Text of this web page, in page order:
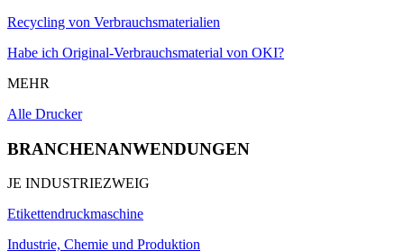
Recycling von Verbrauchsmaterialien
Habe ich Original-Verbrauchsmaterial von OKI?
MEHR
Alle Drucker
BRANCHENANWENDUNGEN
JE INDUSTRIEZWEIG
Etikettendruckmaschine
Industrie, Chemie und Produktion